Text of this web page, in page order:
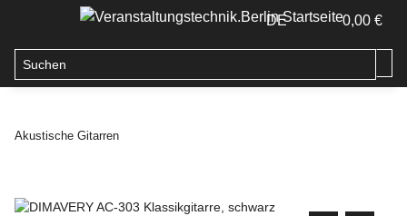
DE 0,00 €
Akustische Gitarren